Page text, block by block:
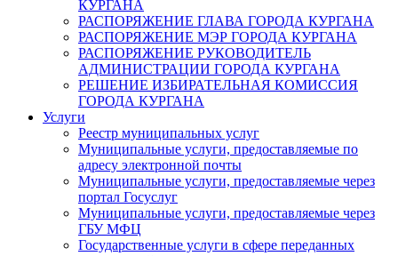
КУРГАНА
РАСПОРЯЖЕНИЕ ГЛАВА ГОРОДА КУРГАНА
РАСПОРЯЖЕНИЕ МЭР ГОРОДА КУРГАНА
РАСПОРЯЖЕНИЕ РУКОВОДИТЕЛЬ
АДМИНИСТРАЦИИ ГОРОДА КУРГАНА
РЕШЕНИЕ ИЗБИРАТЕЛЬНАЯ КОМИССИЯ
ГОРОДА КУРГАНА
Услуги
Реестр муниципальных услуг
Муниципальные услуги, предоставляемые по
адресу электронной почты
Муниципальные услуги, предоставляемые через
портал Госуслуг
Муниципальные услуги, предоставляемые через
ГБУ МФЦ
Государственные услуги в сфере переданных